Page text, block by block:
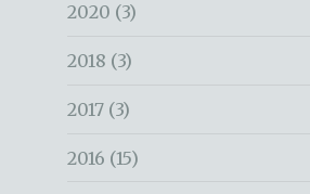
2020 (3)
2018 (3)
2017 (3)
2016 (15)